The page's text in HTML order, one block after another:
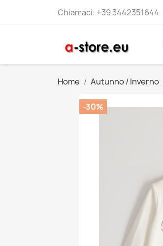
Chiamaci: +39 3442351644
Home Autunno / Inverno
-30%